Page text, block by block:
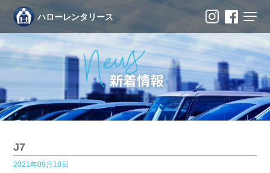
ハローレンタリース
J7
2021年09月10日